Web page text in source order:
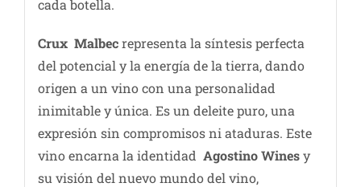
cada botella.
Crux Malbecrepresenta la síntesis perfecta
del potencial y la energía de la tierra, dando
origen a un vino con una personalidad
inimitable y única. Es un deleite puro, una
expresión sin compromisos ni ataduras. Este
vino encarna la identidad Agostino Winesy
su visión del nuevo mundo del vino,